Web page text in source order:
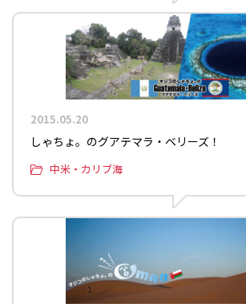
2015.05.20
しゃちょ。のグアテマラ・ベリーズ！
中米・カリブ海